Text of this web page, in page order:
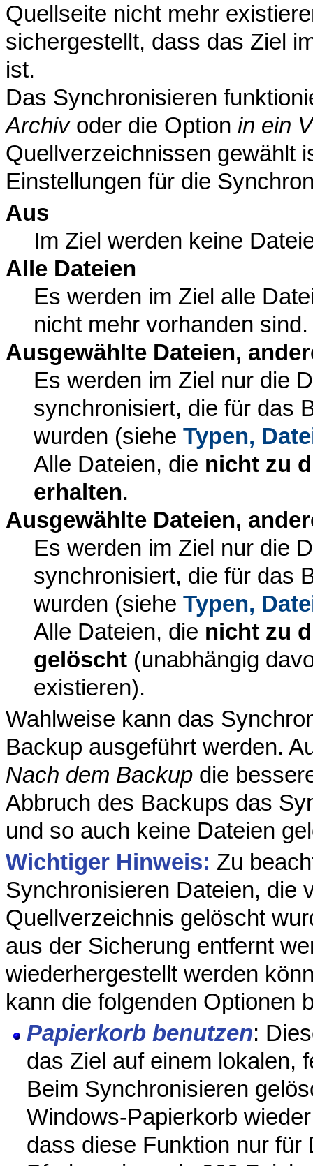
Quellseite nicht mehr
sichergestellt, dass das Ziel
ist.
Das Synchronisieren
Archivoder die Option in ein
Quellverzeichnissen gewählt
Einstellungen für die
Aus
Im Ziel werden keine
Alle Dateien
Es werden im Ziel alle
nicht mehr vorhanden sind.
Ausgewählte Dateien,
Es werden im Ziel nur die
synchronisiert, die für das
wurden (siehe Typen,
Alle Dateien, die nicht zu
erhalten.
Ausgewählte Dateien,
Es werden im Ziel nur die
synchronisiert, die für das
wurden (siehe Typen,
Alle Dateien, die nicht zu
gelöscht (unabhängig
existieren).
Wahlweise kann das
Backup ausgeführt werden.
Nach dem Backup die
Abbruch des Backups das
und so auch keine Dateien
Wichtiger Hinweis: Zu
Synchronisieren Dateien, die
Quellverzeichnis gelöscht
aus der Sicherung entfernt
wiederhergestellt werden
kann die folgenden Optionen
Papierkorb benutzen:
das Ziel auf einem lokalen,
Beim Synchronisieren
Windows-Papierkorb
dass diese Funktion nur für